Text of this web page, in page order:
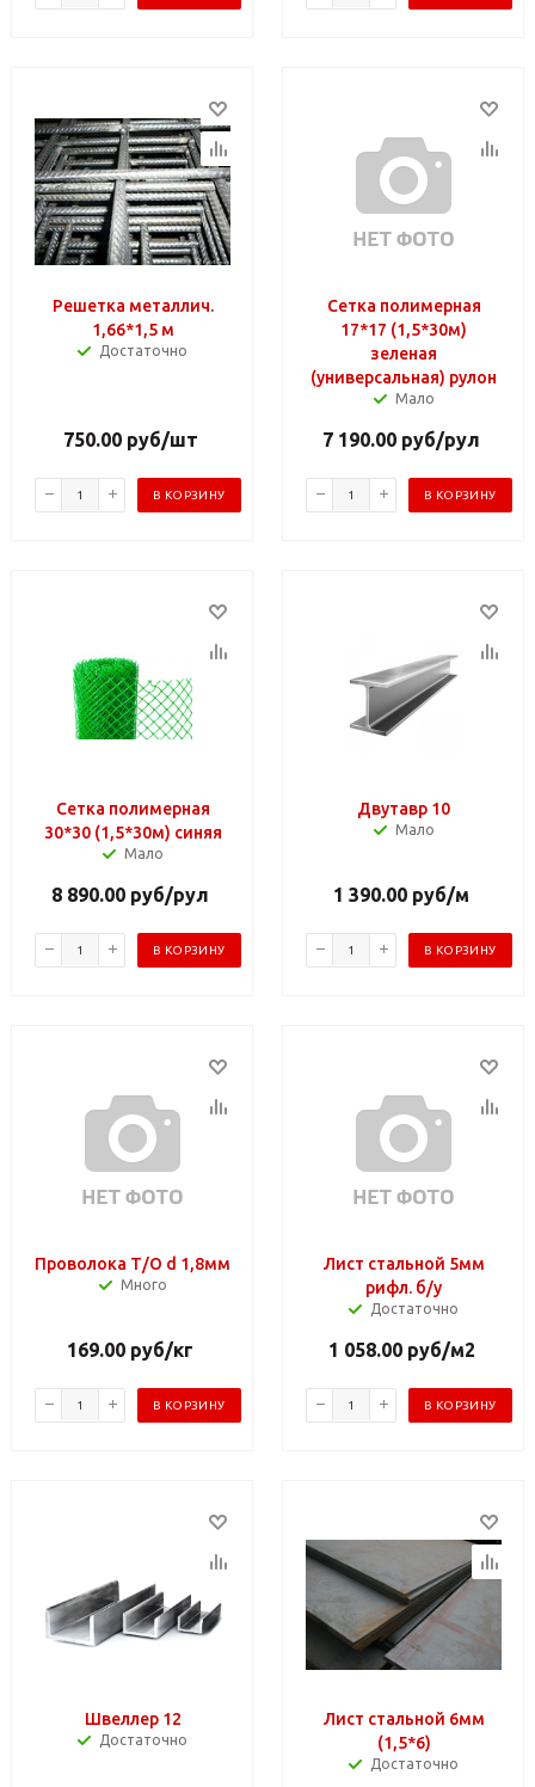
Решетка металлич.
1,66*1,5 м
Достаточно
750.00руб/шт
В КОРЗИНУ
Сетка полимерная
17*17 (1,5*30м)
зеленая
(универсальная) рулон
Мало
7 190.00 руб/рул
В КОРЗИНУ
Сетка полимерная
30*30 (1,5*30м) синяя
Мало
8 890.00 руб/рул
В КОРЗИНУ
Двутавр 10
Мало
1 390.00 руб/м
В КОРЗИНУ
Проволока Т/О d 1,8мм
Много
169.00 руб/кг
В КОРЗИНУ
Лист стальной 5мм
рифл. б/у
Достаточно
1 058.00руб/м2
В КОРЗИНУ
Швеллер 12
Достаточно
Лист стальной 6мм
(1,5*6)
Достаточно